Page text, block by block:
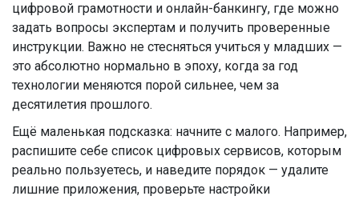
цифровой грамотности и онлайн-банкингу, где можно
задать вопросы экспертам и получить проверенные
инструкции. Важно не стесняться учиться у младших —
это абсолютно нормально в эпоху, когда за год
технологии меняются порой сильнее, чем за
десятилетия прошлого.
Ещё маленькая подсказка: начните с малого. Например,
распишите себе список цифровых сервисов, которым
реально пользуетесь, и наведите порядок — удалите
лишние приложения, проверьте настройки